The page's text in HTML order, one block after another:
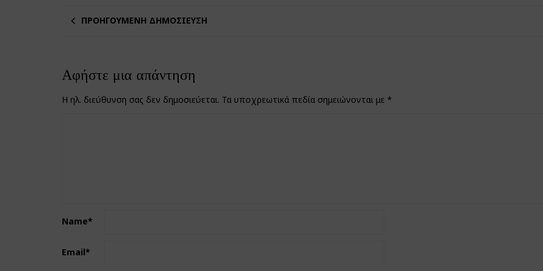
ΠΡΟΗΓΟΎΜΕΝΗ ΔΗΜΟΣΊΕΥΣΗ
Αφήστε μια απάντηση
Η ηλ. διεύθυνση σας δεν δημοσιεύεται. Τα υποχρεωτικά πεδία σημειώνονται με *
Name*
Email*